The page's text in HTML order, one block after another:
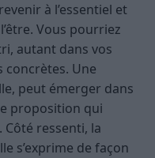
à l’essentiel et
Vous pourriez
autant dans vos
concrètes. Une
peut émerger dans
proposition qui
ressenti, la
s’exprime de façon